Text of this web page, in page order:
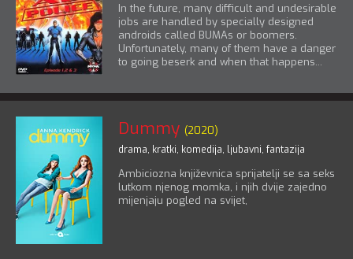
In the future, many difficult and undesirable
jobs are handled by specially designed
androids called BUMAs or boomers.
Unfortunately, many of them have a danger
to going beserk and when that happens...
Dummy (2020)
drama, kratki, komedija, ljubavni, fantazija
Ambiciozna književnica sprijatelji se sa seks
lutkom njenog momka, i njih dvije zajedno
mijenjaju pogled na svijet,